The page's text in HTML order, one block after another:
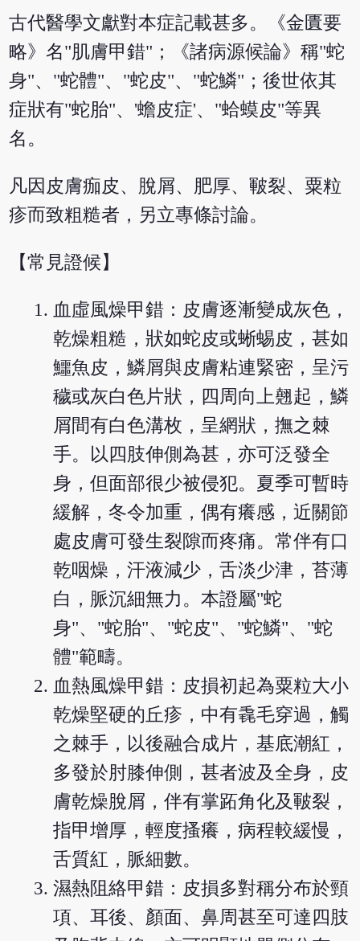
古代醫學文獻對本症記載甚多。《金匱要
略》名"肌膚甲錯"；《諸病源候論》稱"蛇
身"、"蛇體"、"蛇皮"、"蛇鱗"；後世依其
症狀有"蛇胎"、'蟾皮症'、"蛤蟆皮"等異
名。
凡因皮膚痂皮、脫屑、肥厚、皸裂、粟粒
疹而致粗糙者，另立專條討論。
【常見證候】
血虛風燥甲錯：皮膚逐漸變成灰色，
乾燥粗糙，狀如蛇皮或蜥蜴皮，甚如
鱷魚皮，鱗屑與皮膚粘連緊密，呈污
穢或灰白色片狀，四周向上翹起，鱗
屑間有白色溝枚，呈網狀，撫之棘
手。以四肢伸側為甚，亦可泛發全
身，但面部很少被侵犯。夏季可暫時
緩解，冬令加重，偶有癢感，近關節
處皮膚可發生裂隙而疼痛。常伴有口
乾咽燥，汗液減少，舌淡少津，苔薄
白，脈沉細無力。本證屬"蛇
身"、"蛇胎"、"蛇皮"、"蛇鱗"、"蛇
體"範疇。
血熱風燥甲錯：皮損初起為粟粒大小
乾燥堅硬的丘疹，中有毳毛穿過，觸
之棘手，以後融合成片，基底潮紅，
多發於肘膝伸側，甚者波及全身，皮
膚乾燥脫屑，伴有掌跖角化及皸裂，
指甲增厚，輕度搔癢，病程較緩慢，
舌質紅，脈細數。
濕熱阻絡甲錯：皮損多對稱分布於頸
項、耳後、顏面、鼻周甚至可達四肢